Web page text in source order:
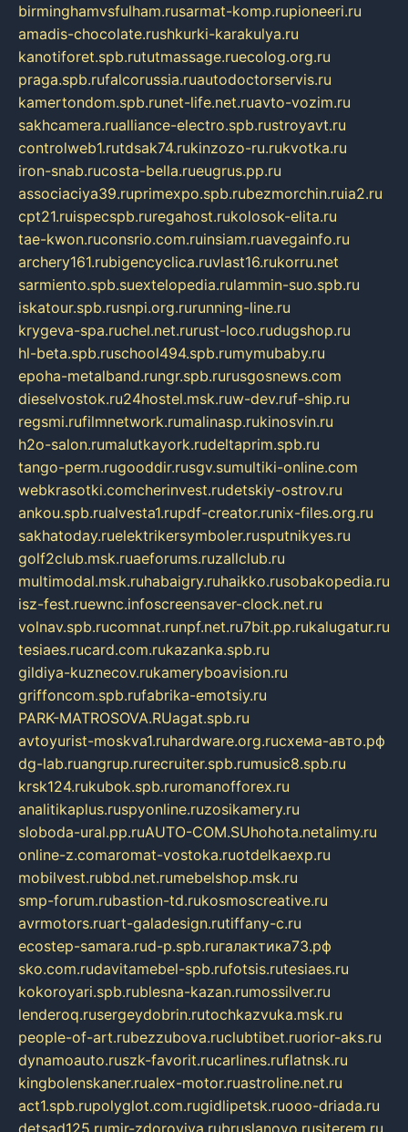
birminghamvsfulham.rusarmat-komp.rupioneeri.ru
amadis-chocolate.rushkurki-karakulya.ru
kanotiforet.spb.rututmassage.ruecolog.org.ru
praga.spb.rufalcorussia.ruautodoctorservis.ru
kamertondom.spb.runet-life.net.ruavto-vozim.ru
sakhcamera.rualliance-electro.spb.rustroyavt.ru
controlweb1.rutdsak74.rukinzozo-ru.rukvotka.ru
iron-snab.rucosta-bella.rueugrus.pp.ru
associaciya39.ruprimexpo.spb.rubezmorchin.ruia2.ru
cpt21.ruispecspb.ruregahost.rukolosok-elita.ru
tae-kwon.ruconsrio.com.ruinsiam.ruavegainfo.ru
archery161.rubigencyclica.ruvlast16.rukorru.net
sarmiento.spb.suextelopedia.rulammin-suo.spb.ru
iskatour.spb.rusnpi.org.rurunning-line.ru
krygeva-spa.ruchel.net.rurust-loco.rudugshop.ru
hl-beta.spb.ruschool494.spb.rumymubaby.ru
epoha-metalband.rungr.spb.rurusgosnews.com
dieselvostok.ru24hostel.msk.ruw-dev.ruf-ship.ru
regsmi.rufilmnetwork.rumalinasp.rukinosvin.ru
h2o-salon.rumalutkayork.rudeltaprim.spb.ru
tango-perm.rugooddir.rusgv.sumultiki-online.com
webkrasotki.comcherinvest.rudetskiy-ostrov.ru
ankou.spb.rualvesta1.rupdf-creator.runix-files.org.ru
sakhatoday.ruelektrikersymboler.rusputnikyes.ru
golf2club.msk.ruaeforums.ruzallclub.ru
multimodal.msk.ruhabaigry.ruhaikko.rusobakopedia.ru
isz-fest.ruewnc.infoscreensaver-clock.net.ru
volnav.spb.rucomnat.runpf.net.ru7bit.pp.rukalugatur.ru
tesiaes.rucard.com.rukazanka.spb.ru
gildiya-kuznecov.rukameryboavision.ru
griffoncom.spb.rufabrika-emotsiy.ru
PARK-MATROSOVA.RUagat.spb.ru
avtoyurist-moskva1.ruhardware.org.ruсхема-авто.рф
dg-lab.ruangrup.rurecruiter.spb.rumusic8.spb.ru
krsk124.rukubok.spb.ruromanofforex.ru
analitikaplus.ruspyonline.ruzosikamery.ru
sloboda-ural.pp.ruAUTO-COM.SUhohota.netalimy.ru
online-z.comaromat-vostoka.ruotdelkaexp.ru
mobilvest.rubbd.net.rumebelshop.msk.ru
smp-forum.rubastion-td.rukosmoscreative.ru
avrmotors.ruart-galadesign.rutiffany-c.ru
ecostep-samara.rud-p.spb.ruгалактика73.рф
sko.com.rudavitamebel-spb.rufotsis.rutesiaes.ru
kokoroyari.spb.rublesna-kazan.rumossilver.ru
lenderoq.rusergeydobrin.rutochkazvuka.msk.ru
people-of-art.rubezzubova.ruclubtibet.ruorior-aks.ru
dynamoauto.ruszk-favorit.rucarlines.ruflatnsk.ru
kingbolenskaner.rualex-motor.ruastroline.net.ru
act1.spb.rupolyglot.com.rugidlipetsk.ruooo-driada.ru
detsad125.rumir-zdoroviya.rubruslanovo.rusiterem.ru